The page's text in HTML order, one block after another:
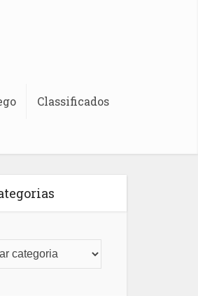
Classificados